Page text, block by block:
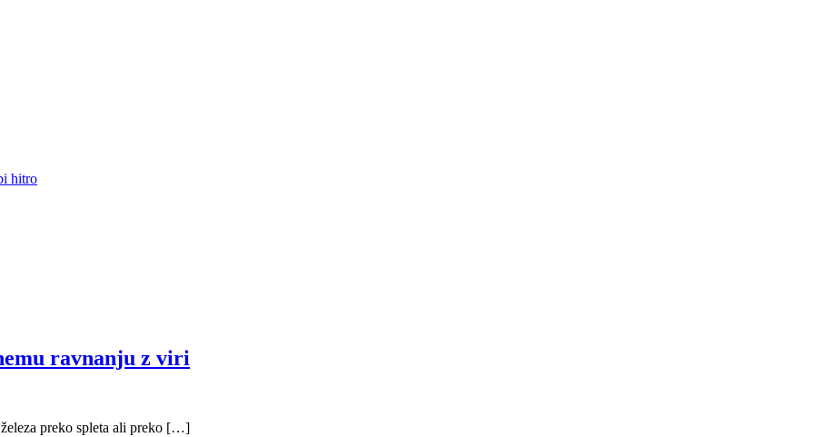
hitro
ravnanju z viri
preko spleta ali preko […]